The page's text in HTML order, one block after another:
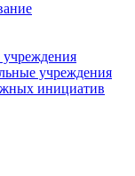
учреждения
учреждения
инициатив